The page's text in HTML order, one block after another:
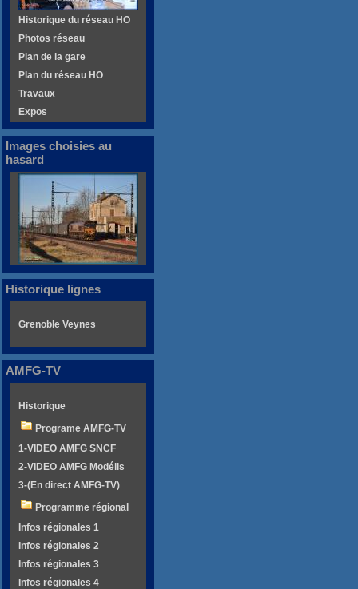
Historique du réseau HO
Photos réseau
Plan de la gare
Plan du réseau HO
Travaux
Expos
Images choisies au
hasard
Historique lignes
Grenoble Veynes
AMFG-TV
Historique
Programe AMFG-TV
1-VIDEO AMFG SNCF
2-VIDEO AMFG Modélis
3-(En direct AMFG-TV)
Programme régional
Infos régionales 1
Infos régionales 2
Infos régionales 3
Infos régionales 4